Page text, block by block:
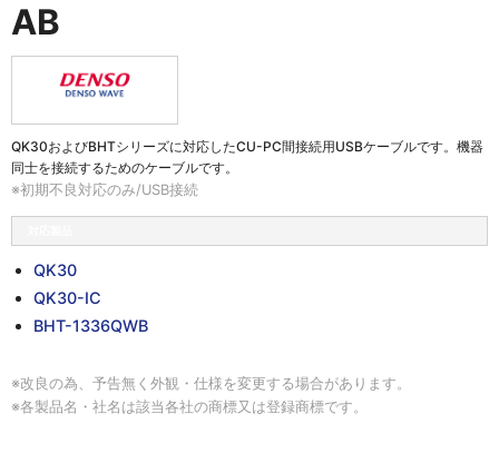
AB
QK30およびBHTシリーズに対応したCU-PC間接続用USBケーブルです。機器
同士を接続するためのケーブルです。
※初期不良対応のみ/USB接続
QK30
QK30-IC
BHT-1336QWB
※改良の為、予告無く外観・仕様を変更する場合があります。
※各製品名・社名は該当各社の商標又は登録商標です。